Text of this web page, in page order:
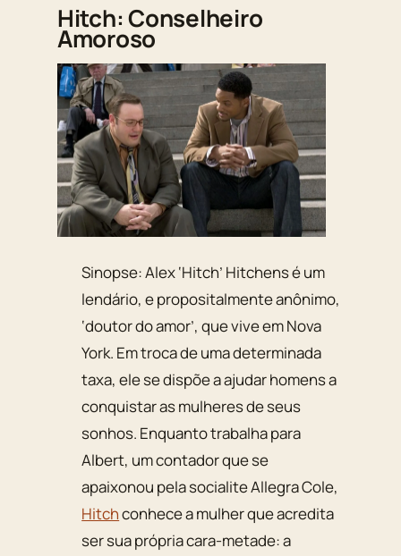
Hitch: Conselheiro
Amoroso
Sinopse: Alex ‘Hitch’ Hitchens é um
lendário, e propositalmente anônimo,
‘doutor do amor’, que vive em Nova
York. Em troca de uma determinada
taxa, ele se dispõe a ajudar homens a
conquistar as mulheres de seus
sonhos. Enquanto trabalha para
Albert, um contador que se
apaixonou pela socialite Allegra Cole,
Hitchconhece a mulher que acredita
ser sua própria cara-metade: a